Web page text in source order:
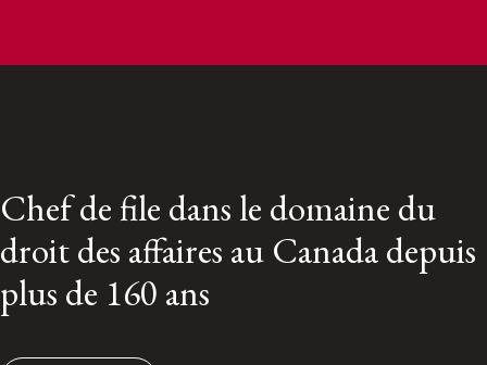
Chef de file dans le domaine du
droit des affaires au Canada depuis
plus de 160 ans